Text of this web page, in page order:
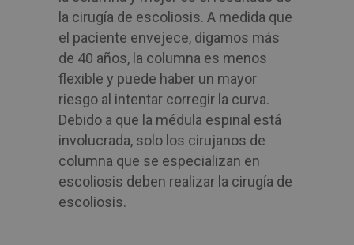
la cirugía de escoliosis. A medida que
el paciente envejece, digamos más
de 40 años, la columna es menos
flexible y puede haber un mayor
riesgo al intentar corregir la curva.
Debido a que la médula espinal está
involucrada, solo los cirujanos de
columna que se especializan en
escoliosis deben realizar la cirugía de
escoliosis.